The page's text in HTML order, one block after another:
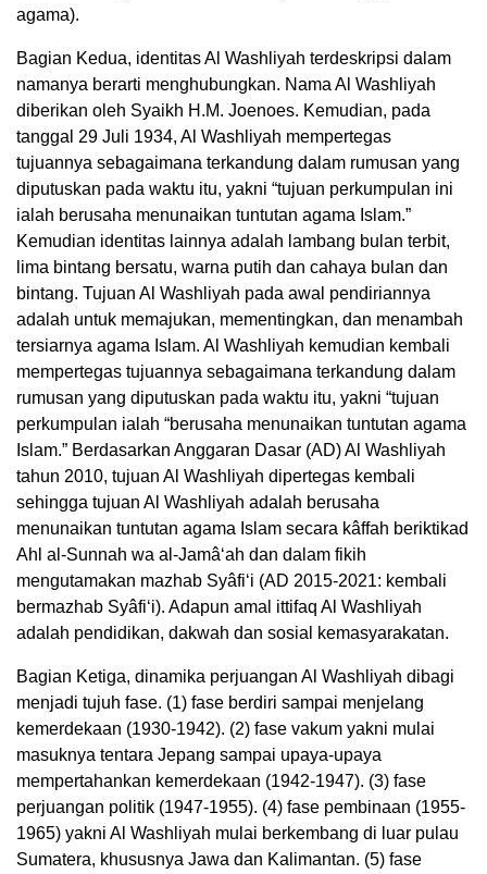
agama).
Bagian Kedua, identitas Al Washliyah terdeskripsi dalam
namanya berarti menghubungkan. Nama Al Washliyah
diberikan oleh Syaikh H.M. Joenoes. Kemudian, pada
tanggal 29 Juli 1934, Al Washliyah mempertegas
tujuannya sebagaimana terkandung dalam rumusan yang
diputuskan pada waktu itu, yakni “tujuan perkumpulan ini
ialah berusaha menunaikan tuntutan agama Islam.”
Kemudian identitas lainnya adalah lambang bulan terbit,
lima bintang bersatu, warna putih dan cahaya bulan dan
bintang. Tujuan Al Washliyah pada awal pendiriannya
adalah untuk memajukan, mementingkan, dan menambah
tersiarnya agama Islam. Al Washliyah kemudian kembali
mempertegas tujuannya sebagaimana terkandung dalam
rumusan yang diputuskan pada waktu itu, yakni “tujuan
perkumpulan ialah “berusaha menunaikan tuntutan agama
Islam.” Berdasarkan Anggaran Dasar (AD) Al Washliyah
tahun 2010, tujuan Al Washliyah dipertegas kembali
sehingga tujuan Al Washliyah adalah berusaha
menunaikan tuntutan agama Islam secara kâffah beriktikad
Ahl al-Sunnah wa al-Jamâ‘ah dan dalam fikih
mengutamakan mazhab Syâfi‘i (AD 2015-2021: kembali
bermazhab Syâfi‘i). Adapun amal ittifaq Al Washliyah
adalah pendidikan, dakwah dan sosial kemasyarakatan.
Bagian Ketiga, dinamika perjuangan Al Washliyah dibagi
menjadi tujuh fase. (1) fase berdiri sampai menjelang
kemerdekaan (1930-1942). (2) fase vakum yakni mulai
masuknya tentara Jepang sampai upaya-upaya
mempertahankan kemerdekaan (1942-1947). (3) fase
perjuangan politik (1947-1955). (4) fase pembinaan (1955-
1965) yakni Al Washliyah mulai berkembang di luar pulau
Sumatera, khususnya Jawa dan Kalimantan. (5) fase